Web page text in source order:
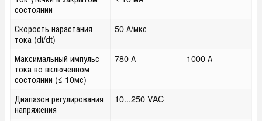
состоянии
Скорость нарастания
тока (di/dt)
50 А/мкс
Максимальный импульс
тока во включенном
состоянии (≤ 10мс)
780 А 1000 А
Диапазон регулирования
напряжения
10...250 VAC